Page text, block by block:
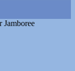
Jamboree